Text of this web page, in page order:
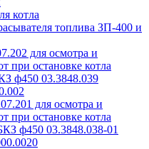
котла
топлива ЗП-400 и
для осмотра и
при остановке котла
ф450 03.3848.039
для осмотра и
при остановке котла
ф450 03.3848.038-01